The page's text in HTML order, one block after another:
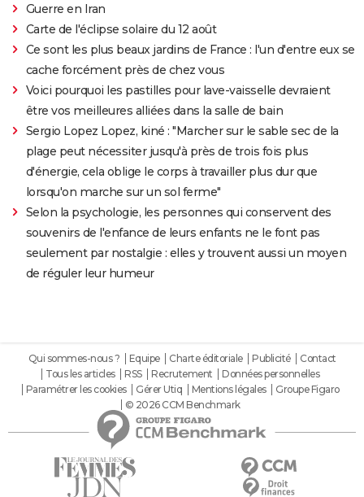
Guerre en Iran
Carte de l'éclipse solaire du 12 août
Ce sont les plus beaux jardins de France : l'un d'entre eux se
cache forcément près de chez vous
Voici pourquoi les pastilles pour lave-vaisselle devraient
être vos meilleures alliées dans la salle de bain
Sergio Lopez Lopez, kiné : "Marcher sur le sable sec de la
plage peut nécessiter jusqu'à près de trois fois plus
d'énergie, cela oblige le corps à travailler plus dur que
lorsqu'on marche sur un sol ferme"
Selon la psychologie, les personnes qui conservent des
souvenirs de l'enfance de leurs enfants ne le font pas
seulement par nostalgie : elles y trouvent aussi un moyen
de réguler leur humeur
Qui sommes-nous ? Equipe Charte éditoriale Publicité
Contact
Tous les articles
RSS Recrutement
Données personnelles
Paramétrer les cookies
Gérer Utiq Mentions légales
Groupe Figaro
© 2026 CCM Benchmark